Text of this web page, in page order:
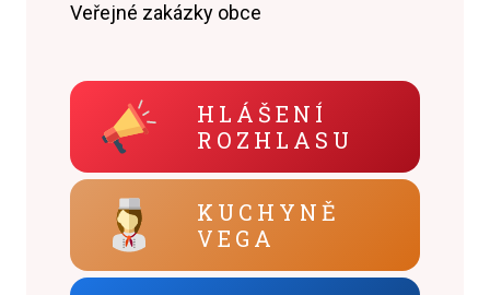
Veřejné zakázky obce
HLÁŠENÍ
ROZHLASU
KUCHYNĚ
VEGA